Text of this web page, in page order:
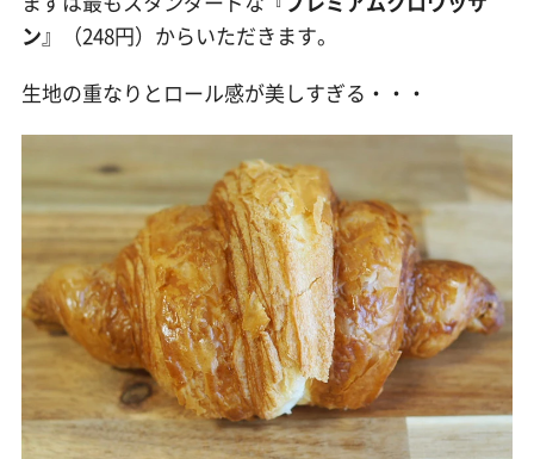
ン 』（248円）からいただきます。
生地の重なりとロール感が美しすぎる・・・